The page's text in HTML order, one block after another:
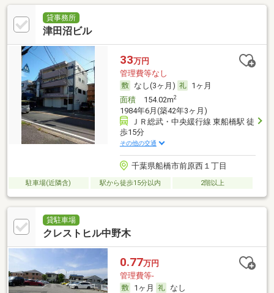
貸事務所
津田沼ビル
33万円
管理費等なし
なし(3ヶ月)
1ヶ月
面積154.02m2
1984年6月(築42年3ヶ月)
ＪＲ総武・中央緩行線 東船橋駅 徒
歩15分
その他の交通
千葉県船橋市前原西１丁目
駐車場(近隣含) 駅から徒歩15分以内 2階以上
貸駐車場
クレストヒル中野木
0.77万円
管理費等-
1ヶ月
なし